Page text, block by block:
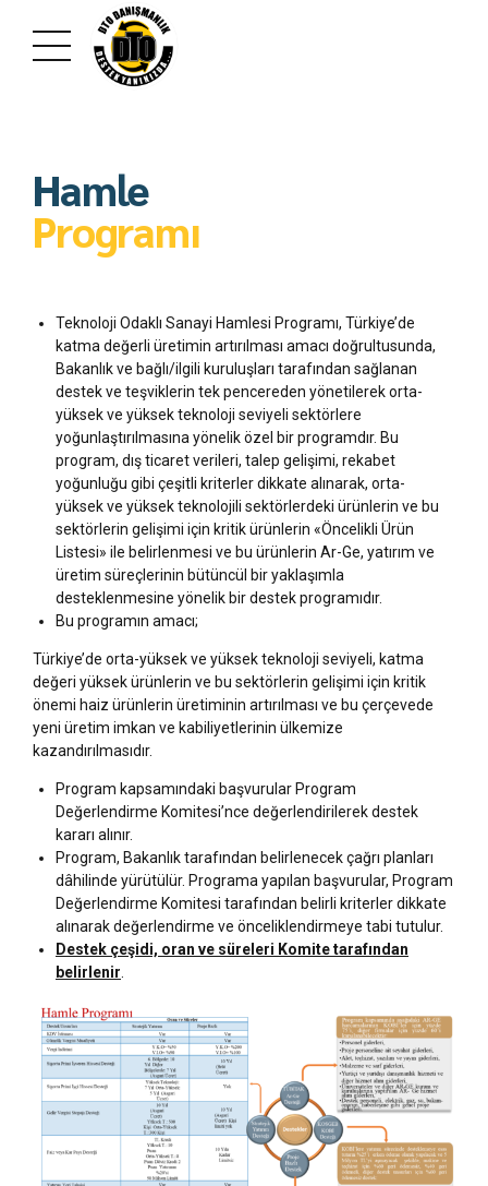
Hamle
Programı
Teknoloji Odaklı Sanayi Hamlesi Programı, Türkiye’de
katma değerli üretimin artırılması amacı doğrultusunda,
Bakanlık ve bağlı/ilgili kuruluşları tarafından sağlanan
destek ve teşviklerin tek pencereden yönetilerek orta-
yüksek ve yüksek teknoloji seviyeli sektörlere
yoğunlaştırılmasına yönelik özel bir programdır. Bu
program, dış ticaret verileri, talep gelişimi, rekabet
yoğunluğu gibi çeşitli kriterler dikkate alınarak, orta-
yüksek ve yüksek teknolojili sektörlerdeki ürünlerin ve bu
sektörlerin gelişimi için kritik ürünlerin «Öncelikli Ürün
Listesi» ile belirlenmesi ve bu ürünlerin Ar-Ge, yatırım ve
üretim süreçlerinin bütüncül bir yaklaşımla
desteklenmesine yönelik bir destek programıdır.
Bu programın amacı;
Türkiye’de orta-yüksek ve yüksek teknoloji seviyeli, katma
değeri yüksek ürünlerin ve bu sektörlerin gelişimi için kritik
önemi haiz ürünlerin üretiminin artırılması ve bu çerçevede
yeni üretim imkan ve kabiliyetlerinin ülkemize
kazandırılmasıdır.
Program kapsamındaki başvurular Program
Değerlendirme Komitesi’nce değerlendirilerek destek
kararı alınır.
Program, Bakanlık tarafından belirlenecek çağrı planları
dâhilinde yürütülür. Programa yapılan başvurular, Program
Değerlendirme Komitesi tarafından belirli kriterler dikkate
alınarak değerlendirme ve önceliklendirmeye tabi tutulur.
Destek çeşidi, oran ve süreleri Komite tarafından
belirlenir